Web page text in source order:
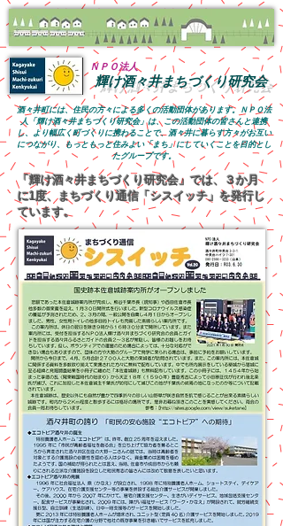
ＮＰＯ法人
輝け酒々井まちづくり研究会
酒々井町には、住民の方々による多くの活動団体があります。 ＮＰＯ法
人「輝け酒々井まちづくり研究会」は、この活動団体の皆さんと連携
し、より幅広く町づくりに携わることで、酒々井に暮らす方々がお互い
につながり、もっともっと住みよい「まち」にしていくことを目的とし
たグループです。
​「輝け酒々井まちづくり研究会」では、３か月
に1度、まちづくり通信「シスイッチ」を発行し
ています。